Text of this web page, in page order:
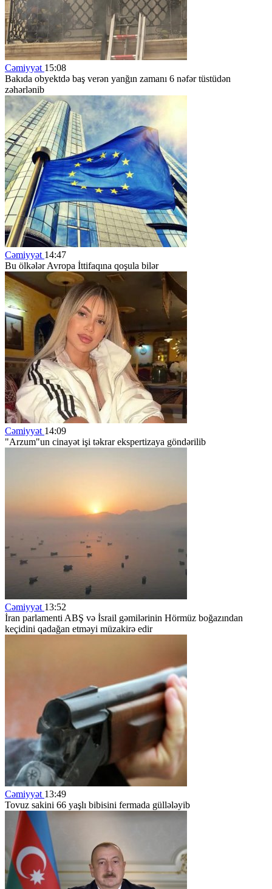
Cəmiyyət 15:08
Bakıda obyektdə baş verən yanğın zamanı 6 nəfər tüstüdən
zəhərlənib
Cəmiyyət 14:47
Bu ölkələr Avropa İttifaqına qoşula bilər
Cəmiyyət 14:09
"Arzum"un cinayət işi təkrar ekspertizaya göndərilib
Cəmiyyət 13:52
İran parlamenti ABŞ və İsrail gəmilərinin Hörmüz boğazından
keçidini qadağan etməyi müzakirə edir
Cəmiyyət 13:49
Tovuz sakini 66 yaşlı bibisini fermada güllələyib